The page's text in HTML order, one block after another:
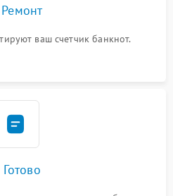
ваш счетчик банкнот.
Готово